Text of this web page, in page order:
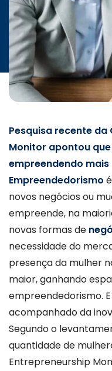
INICIATIVAS
CONTATO
Pesquisa recente da
Monitor apontou
empreendendo
Empreendedorismo
novos negócios ou
empreende, na
novas formas de
necessidade do
presença da mulher
maior, ganhando
empreendedorismo.
acompanhado da
Segundo o
quantidade de
Entrepreneurship